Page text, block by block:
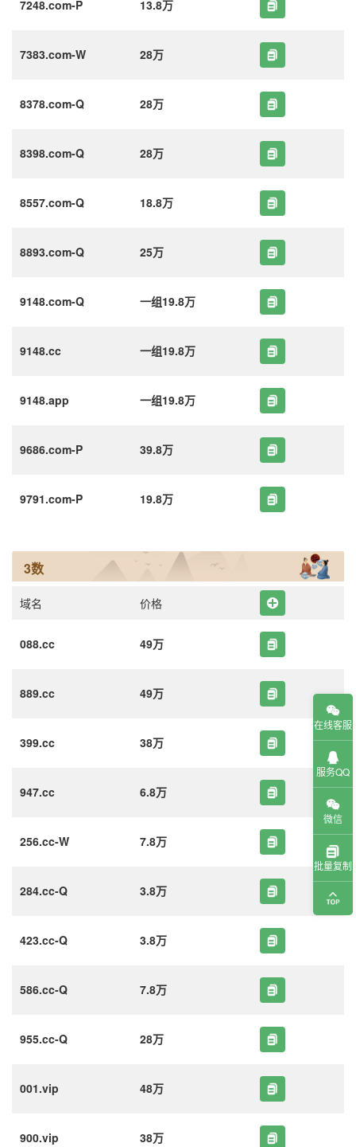
7248.com-P 13.8万
7383.com-W 28万
8378.com-Q 28万
8398.com-Q 28万
8557.com-Q 18.8万
8893.com-Q 25万
9148.com-Q 一组19.8万
9148.cc 一组19.8万
9148.app 一组19.8万
9686.com-P 39.8万
9791.com-P 19.8万
3数
域名 价格
088.cc 49万
889.cc 49万
399.cc 38万
947.cc 6.8万
256.cc-W 7.8万
284.cc-Q 3.8万
423.cc-Q 3.8万
586.cc-Q 7.8万
955.cc-Q 28万
001.vip 48万
900.vip 38万
在线客服
服务QQ
微信
批量复制